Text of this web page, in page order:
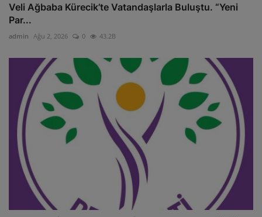
Veli Ağbaba Kürecik’te Vatandaşlarla Buluştu. “Yeni
Par...
admin Ağu 2, 2026 0 43.2B